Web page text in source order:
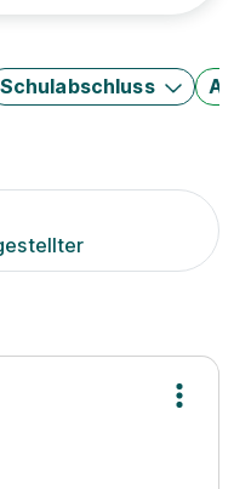
Schulabschluss